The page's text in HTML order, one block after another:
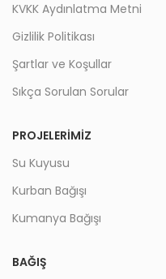
KVKK Aydınlatma Metni
Gizlilik Politikası
Şartlar ve Koşullar
Sıkça Sorulan Sorular
PROJELERIMIZ
Su Kuyusu
Kurban Bağışı
Kumanya Bağışı
BAĞIŞ